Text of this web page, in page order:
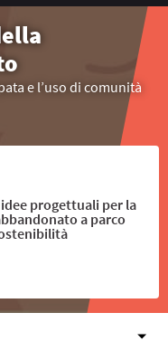
e l’uso di comunità
progettuali per la
a parco